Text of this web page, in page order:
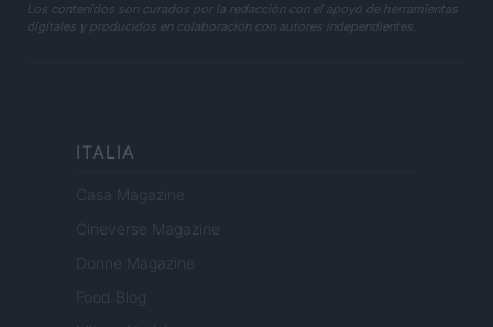
Los contenidos son curados por la redacción con el apoyo de herramientas
digitales y producidos en colaboración con autores independientes.
ITALIA
Casa Magazine
Cineverse Magazine
Donne Magazine
Food Blog